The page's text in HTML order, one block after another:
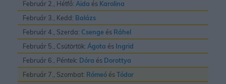
Február 2., Hétfő: Aida és Karolina
Február 3., Kedd: Balázs
Február 4., Szerda: Csenge és Ráhel
Február 5., Csütörtök: Ágota és Ingrid
Február 6., Péntek: Dóra és Dorottya
Február 7., Szombat: Rómeó ésTódor